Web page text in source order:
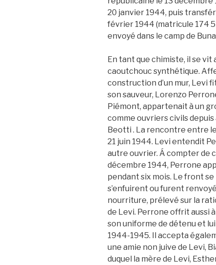
20 janvier 1944, puis
février 1944 (matricule 174
envoyé dans le camp de
En tant que chimiste, il se vit
caoutchouc synthétique.
construction d’un mur, Levi
son sauveur, Lorenzo
Piémont, appartenait à un
comme ouvriers civils
Beotti . La rencontre entre
21 juin 1944. Levi entendit
autre ouvrier. Á compter de
décembre 1944, Perrone
pendant six mois. Le front
s’enfuirent ou furent
nourriture, prélevé sur la
de Levi. Perrone offrit aussi
son uniforme de détenu et
1944-1945. Il accepta
une amie non juive de Levi,
duquel la mère de Levi,